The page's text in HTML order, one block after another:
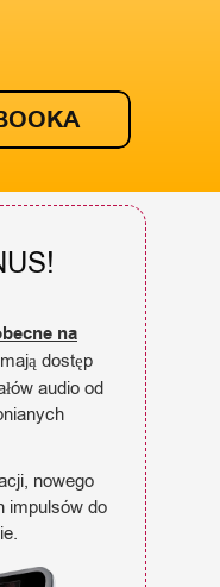
na
dostęp
audio od
nowego
impulsów do